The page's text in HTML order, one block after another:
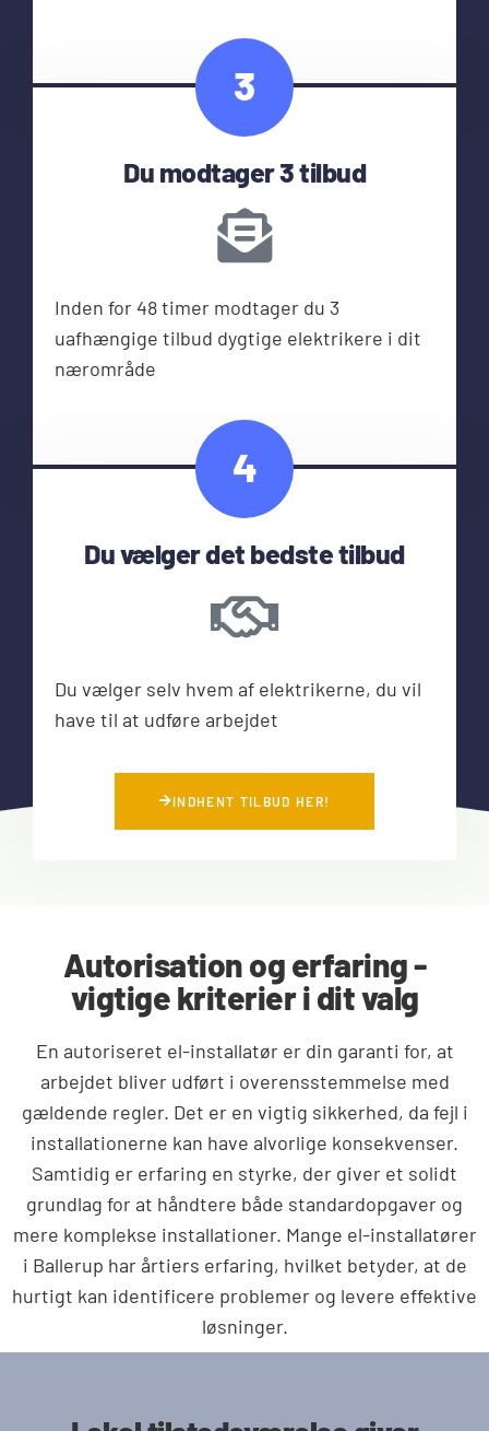
3
Du modtager 3 tilbud
Inden for 48 timer modtager du 3
uafhængige tilbud dygtige elektrikere i dit
nærområde
4
Du vælger det bedste tilbud
Du vælger selv hvem af elektrikerne, du vil
have til at udføre arbejdet
INDHENT TILBUD HER!
Autorisation og erfaring -
vigtige kriterier i dit valg
En autoriseret el-installatør er din garanti for, at
arbejdet bliver udført i overensstemmelse med
gældende regler. Det er en vigtig sikkerhed, da fejl i
installationerne kan have alvorlige konsekvenser.
Samtidig er erfaring en styrke, der giver et solidt
grundlag for at håndtere både standardopgaver og
mere komplekse installationer. Mange el-installatører
i Ballerup har årtiers erfaring, hvilket betyder, at de
hurtigt kan identificere problemer og levere effektive
løsninger.